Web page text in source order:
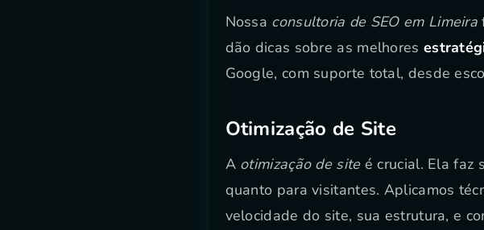
Nossa consultoria de SEO em Limeira
dão dicas sobre as melhores
Google, com suporte total, desde
Otimização de Site
A otimização de siteé crucial. Ela faz
quanto para visitantes. Aplicamos
velocidade do site, sua estrutura, e